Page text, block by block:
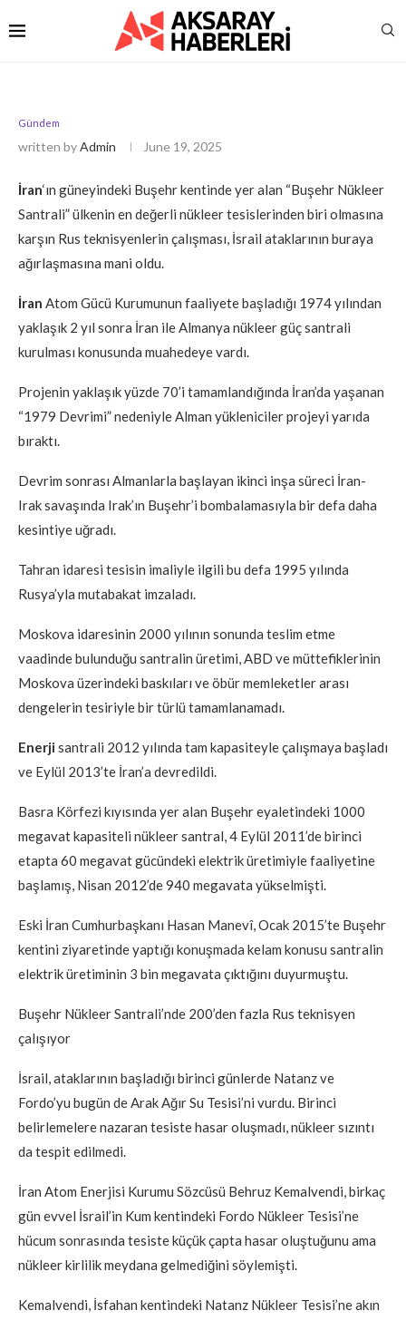
Gündem
written byAdmin June 19, 2025
İran‘ın güneyindeki Buşehr kentinde yer alan “Buşehr Nükleer
Santrali” ülkenin en değerli nükleer tesislerinden biri olmasına
karşın Rus teknisyenlerin çalışması, İsrail ataklarının buraya
ağırlaşmasına mani oldu.
İran Atom Gücü Kurumunun faaliyete başladığı 1974 yılından
yaklaşık 2 yıl sonra İran ile Almanya nükleer güç santrali
kurulması konusunda muahedeye vardı.
Projenin yaklaşık yüzde 70’i tamamlandığında İran’da yaşanan
“1979 Devrimi” nedeniyle Alman yükleniciler projeyi yarıda
bıraktı.
Devrim sonrası Almanlarla başlayan ikinci inşa süreci İran-
Irak savaşında Irak’ın Buşehr’i bombalamasıyla bir defa daha
kesintiye uğradı.
Tahran idaresi tesisin imaliyle ilgili bu defa 1995 yılında
Rusya’yla mutabakat imzaladı.
Moskova idaresinin 2000 yılının sonunda teslim etme
vaadinde bulunduğu santralin üretimi, ABD ve müttefiklerinin
Moskova üzerindeki baskıları ve öbür memleketler arası
dengelerin tesiriyle bir türlü tamamlanamadı.
Enerji santrali 2012 yılında tam kapasiteyle çalışmaya başladı
ve Eylül 2013’te İran’a devredildi.
Basra Körfezi kıyısında yer alan Buşehr eyaletindeki 1000
megavat kapasiteli nükleer santral, 4 Eylül 2011’de birinci
etapta 60 megavat gücündeki elektrik üretimiyle faaliyetine
başlamış, Nisan 2012’de 940 megavata yükselmişti.
Eski İran Cumhurbaşkanı Hasan Manevî, Ocak 2015’te Buşehr
kentini ziyaretinde yaptığı konuşmada kelam konusu santralin
elektrik üretiminin 3 bin megavata çıktığını duyurmuştu.
Buşehr Nükleer Santrali’nde 200’den fazla Rus teknisyen
çalışıyor
İsrail, ataklarının başladığı birinci günlerde Natanz ve
Fordo’yu bugün de Arak Ağır Su Tesisi’ni vurdu. Birinci
belirlemelere nazaran tesiste hasar oluşmadı, nükleer sızıntı
da tespit edilmedi.
İran Atom Enerjisi Kurumu Sözcüsü Behruz Kemalvendi, birkaç
gün evvel İsrail’in Kum kentindeki Fordo Nükleer Tesisi’ne
hücum sonrasında tesiste küçük çapta hasar oluştuğunu ama
nükleer kirlilik meydana gelmediğini söylemişti.
Kemalvendi, İsfahan kentindeki Natanz Nükleer Tesisi’ne akın